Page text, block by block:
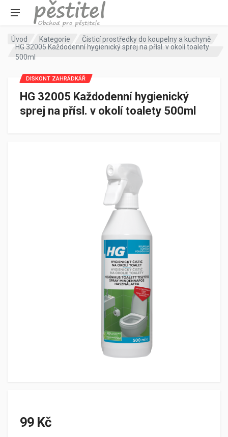
Úvod Kategorie
Čisticí prostředky do koupelny a kuchyně
HG 32005 Každodenní hygienický sprej na přísl. v okolí toalety
500ml
HG 32005 Každodenní hygienický
sprej na přísl. v okolí toalety 500ml
DISKONT ZAHRÁDKÁŘ
99 Kč